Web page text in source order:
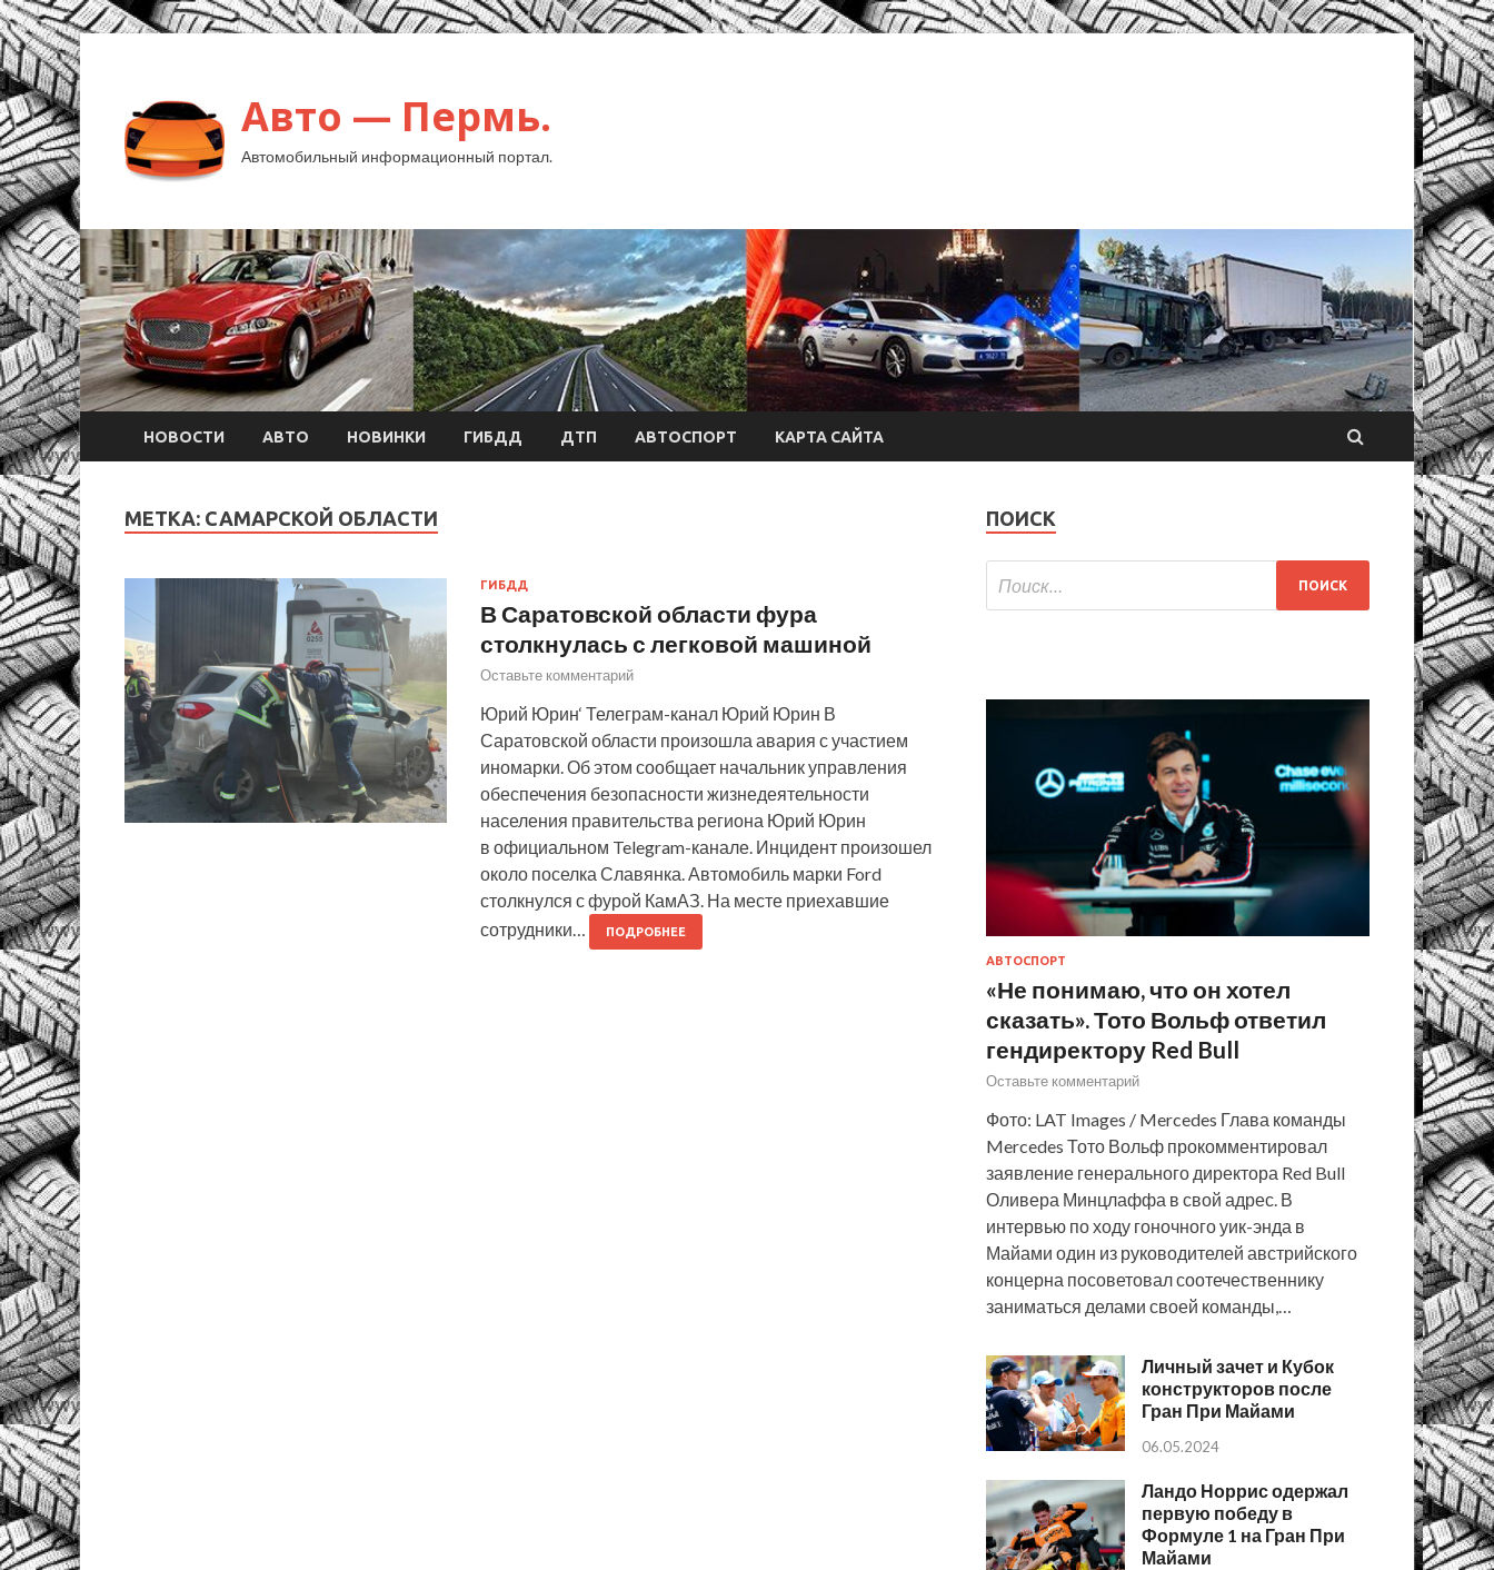
Авто — Пермь.
Автомобильный информационный портал.
НОВОСТИ АВТО НОВИНКИ ГИБДД ДТП АВТОСПОРТ КАРТА САЙТА
МЕТКА: САМАРСКОЙ ОБЛАСТИ
ГИБДД
В Саратовской области фура
столкнулась с легковой машиной
Оставьте комментарий
Юрий Юрин‘ Телеграм-канал Юрий Юрин В
Саратовской области произошла авария с участием
иномарки. Об этом сообщает начальник управления
обеспечения безопасности жизнедеятельности
населения правительства региона Юрий Юрин
в официальном Telegram-канале. Инцидент произошел
около поселка Славянка. Автомобиль марки Ford
столкнулся с фурой КамАЗ. На месте приехавшие
сотрудники…
ПОДРОБНЕЕ
ПОИСК
АВТОСПОРТ
«Не понимаю, что он хотел
сказать». Тото Вольф ответил
гендиректору Red Bull
Оставьте комментарий
Фото: LAT Images / Mercedes Глава команды
Mercedes Тото Вольф прокомментировал
заявление генерального директора Red Bull
Оливера Минцлаффа в свой адрес. В
интервью по ходу гоночного уик-энда в
Майами один из руководителей австрийского
концерна посоветовал соотечественнику
заниматься делами своей команды,…
Личный зачет и Кубок
конструкторов после
Гран При Майами
06.05.2024
Ландо Норрис одержал
первую победу в
Формуле 1 на Гран При
Майами